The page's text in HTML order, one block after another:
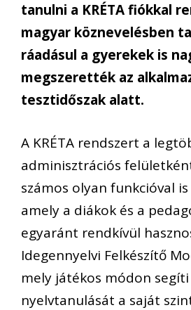
tanulni a KRÉTA fiókkal
magyar köznevelésben
ráadásul a gyerekek is
megszerették az
tesztidőszak alatt.
A KRÉTA rendszert a
adminisztrációs
számos olyan funkcióval
amely a diákok és a
egyaránt rendkívül
Idegennyelvi Felkészítő
mely játékos módon
nyelvtanulását a saját